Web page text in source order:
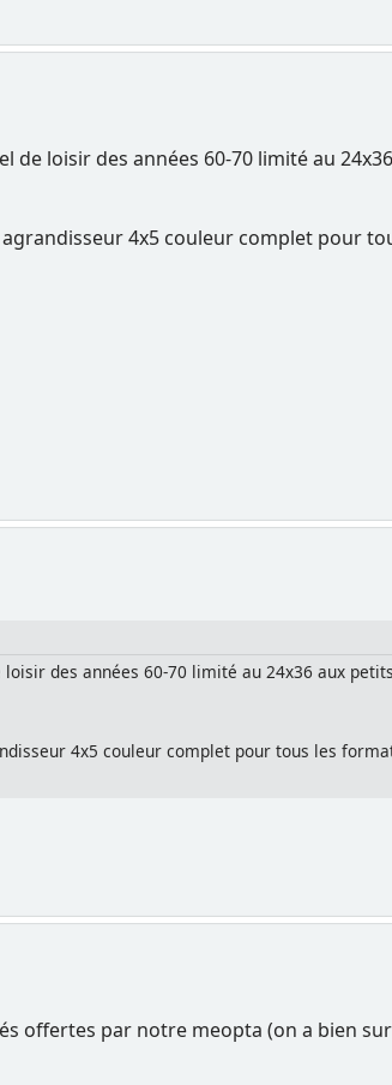
de loisir des années 60-70 limité au
4x5 couleur complet pour
des années 60-70 limité au 24x36 aux
4x5 couleur complet pour tous les
offertes par notre meopta (on a bien